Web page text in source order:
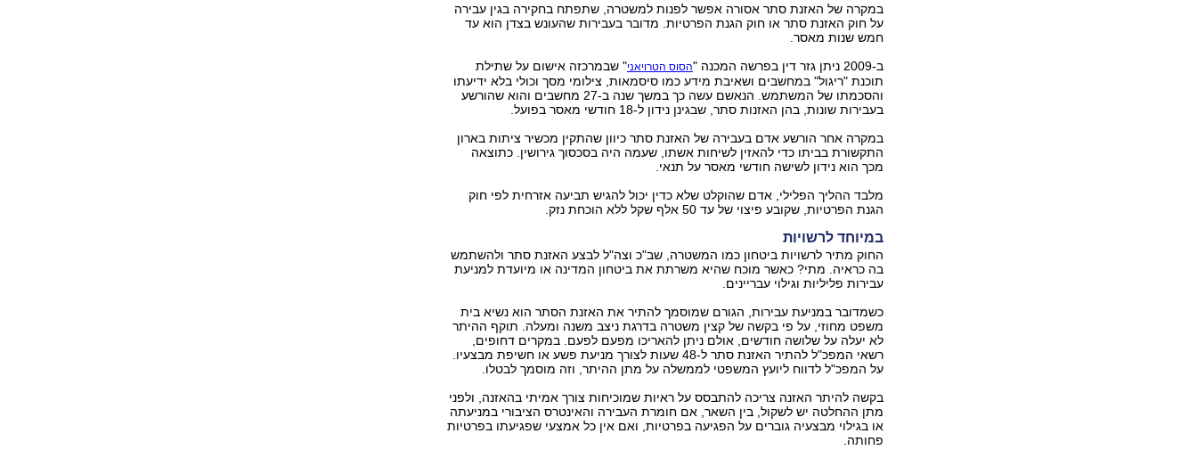
במקרה של האזנת סתר אסורה אפשר לפנות למשטרה, שתפתח בחקירה בגין עבירה
על חוק האזנת סתר או חוק הגנת הפרטיות. מדובר בעבירות שהעונש בצדן הוא עד
חמש שנות מאסר.
ב-2009 ניתן גזר דין בפרשה המכנה "
הסוס הטרויאני" שבמרכזה אישום על שתילת
תוכנת "ריגול" במחשבים ושאיבת מידע כמו סיסמאות, צילומי מסך וכולי בלא ידיעתו
והסכמתו של המשתמש. הנאשם עשה כך במשך שנה ב-27 מחשבים והוא שהורשע
בעבירות שונות, בהן האזנות סתר, שבגינן נידון ל-18 חודשי מאסר בפועל.
במקרה אחר הורשע אדם בעבירה של האזנת סתר כיוון שהתקין מכשיר ציתות בארון
התקשורת בביתו כדי להאזין לשיחות אשתו, שעמה היה בסכסוך גירושין. כתוצאה
מכך הוא נידון לשישה חודשי מאסר על תנאי.
מלבד ההליך הפלילי, אדם שהוקלט שלא כדין יכול להגיש תביעה אזרחית לפי חוק
הגנת הפרטיות, שקובע פיצוי של עד 50 אלף שקל ללא הוכחת נזק.
במיוחד לרשויות
החוק מתיר לרשויות ביטחון כמו המשטרה, שב"כ וצה"ל לבצע האזנת סתר ולהשתמש
בה כראיה. מתי? כאשר מוכח שהיא משרתת את ביטחון המדינה או מיועדת למניעת
עבירות פליליות וגילוי עבריינים.
כשמדובר במניעת עבירות, הגורם שמוסמך להתיר את האזנת הסתר הוא נשיא בית
משפט מחוזי, על פי בקשה של קצין משטרה בדרגת ניצב משנה ומעלה. תוקף ההיתר
לא יעלה על שלושה חודשים, אולם ניתן להאריכו מפעם לפעם. במקרים דחופים,
רשאי המפכ"ל להתיר האזנת סתר ל-48 שעות לצורך מניעת פשע או חשיפת מבצעיו.
על המפכ"ל לדווח ליועץ המשפטי לממשלה על מתן ההיתר, וזה מוסמך לבטלו.
בקשה להיתר האזנה צריכה להתבסס על ראיות שמוכיחות צורך אמיתי בהאזנה, ולפני
מתן ההחלטה יש לשקול, בין השאר, אם חומרת העבירה והאינטרס הציבורי במניעתה
או בגילוי מבצעיה גוברים על הפגיעה בפרטיות, ואם אין כל אמצעי שפגיעתו בפרטיות
פחותה.